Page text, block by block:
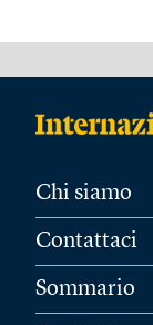
Chi siamo
Contattaci
Sommario